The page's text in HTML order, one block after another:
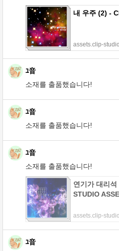
내 우주 (2) -
assets.clip-
ﾕ音
소재를 출품했습니다!
내 우주 (1) -
카메라 효과